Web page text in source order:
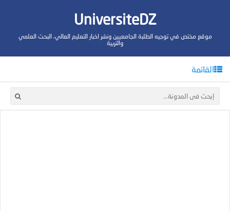
UniversiteDZ
موقع مختص في توجيه الطلبة الجامعيين ونشر اخبار التعليم العالي، البحث العلمي
والتربية
القائمة